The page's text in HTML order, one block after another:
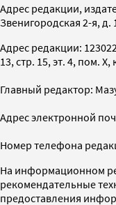
Адрес редакции,
Звенигородская 2-я, д.
Адрес редакции:
13, стр. 15, эт. 4, пом. X,
Главный редактор:
Адрес электронной
Номер телефона
На информационном
рекомендательные
предоставления